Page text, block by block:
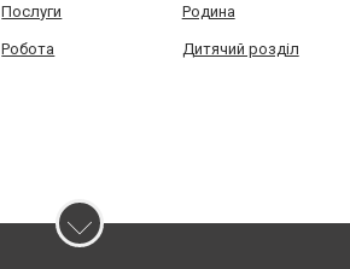
Послуги Родина
Робота Дитячий розділ